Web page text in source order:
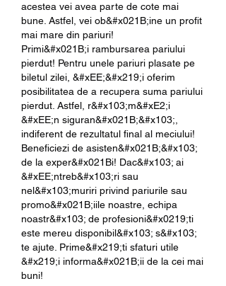
acestea vei avea parte de cote mai
bune. Astfel, vei ob&#x021B;ine un profit
mai mare din pariuri!
Primi&#x021B;i rambursarea pariului
pierdut! Pentru unele pariuri plasate pe
biletul zilei, &#xEE;&#x219;i oferim
posibilitatea de a recupera suma pariului
pierdut. Astfel, r&#x103;m&#xE2;i
&#xEE;n siguran&#x021B;&#x103;,
indiferent de rezultatul final al meciului!
Beneficiezi de asisten&#x021B;&#x103;
de la exper&#x021Bi! Dac&#x103; ai
&#xEE;ntreb&#x103;ri sau
nel&#x103;muriri privind pariurile sau
promo&#x021B;iile noastre, echipa
noastr&#x103; de profesioni&#x0219;ti
este mereu disponibil&#x103; s&#x103;
te ajute. Prime&#x219;ti sfaturi utile
&#x219;i informa&#x021B;ii de la cei mai
buni!